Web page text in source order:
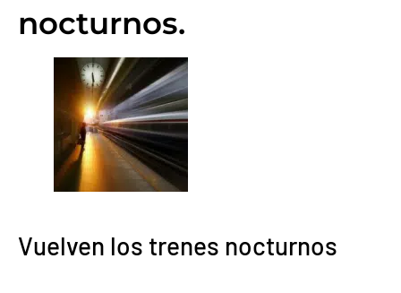
nocturnos.
Vuelven los trenes nocturnos